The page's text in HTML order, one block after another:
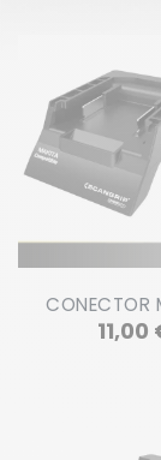
CONECTOR
11,00